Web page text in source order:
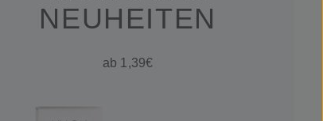
NEUHEITEN
ab 1,39€